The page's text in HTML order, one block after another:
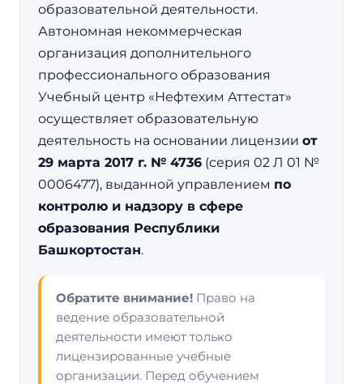
образовательной деятельности.
Автономная некоммерческая
организация дополнительного
профессионального образования
Учебный центр «Нефтехим Аттестат»
осуществляет образовательную
деятельность на основании лицензии от
29 марта 2017 г. № 4736 (серия 02 Л 01 №
0006477), выданной управлением по
контролю и надзору в сфере
образования Республики
Башкортостан.
Обратите внимание! Право на
ведение образовательной
деятельности имеют только
лицензированные учебные
организации. Перед обучением